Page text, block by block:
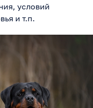
условий
и т.п.